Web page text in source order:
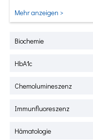
Mehr anzeigen >
Biochemie
HbA1c
Chemolumineszenz
Immunfluoreszenz
Hämatologie